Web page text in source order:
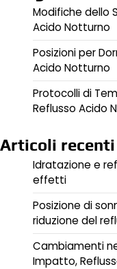
Modifiche dello
Acido Notturno
Posizioni per
Acido Notturno
Protocolli di
Reflusso Acido
Articoli recenti
Idratazione e
effetti
Posizione di
riduzione del
Cambiamenti
Impatto,